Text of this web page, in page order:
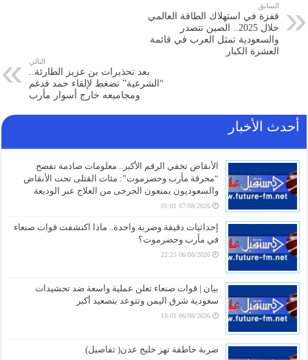
السابق
قفزة في استهلاك الطاقة العالمي
خلال 2025.. الصين تتصدر
والسعودية تمثل العرب في قائمة
العشرة الكبار
التالي
بعد تحذيرات بن عزيز الطارئة..
“الشرعية” تضغط لإلقاء حمد فدغم
ومجاميعه خارج أسوار مأرب
أحدث الأخبار
الأنقاض تخفي الرقم الأكبر.. معلومات صادمة تفضح
“محرقة مأرب وحضرموت”: مئات القتلى تحت الأنقاض
والسعوديون يمنعون الجرحى من العلاج عبر الوديعة
07/08/2026 01:01
إحداثيات دقيقة وضربة واحدة.. ماذا اكتشفت قوات صنعاء
في مأرب وحضرموت؟
06/08/2026 22:25
بيان | قوات صنعاء تعلن عملية واسعة ضد تحشيدات
سعودية شرق اليمن وتتوعد بتصعيد أكبر
06/08/2026 18:01
ضربة خاطفة تهز خليج عدن( تفاصيل)